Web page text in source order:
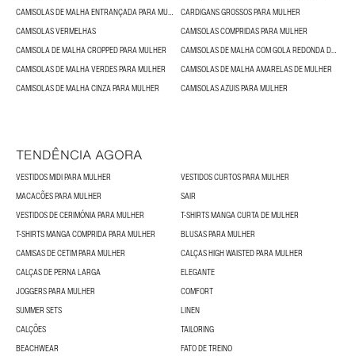
CAMISOLAS DE MALHA ENTRANÇADA PARA MULHER
CARDIGANS GROSSOS PARA MULHER
CAMISOLAS VERMELHAS
CAMISOLAS COMPRIDAS PARA MULHER
CAMISOLA DE MALHA CROPPED PARA MULHER
CAMISOLAS DE MALHA COM GOLA REDONDA DE MULHER
CAMISOLAS DE MALHA VERDES PARA MULHER
CAMISOLAS DE MALHA AMARELAS DE MULHER
CAMISOLAS DE MALHA CINZA PARA MULHER
CAMISOLAS AZUIS PARA MULHER
TENDÊNCIA AGORA
VESTIDOS MIDI PARA MULHER
VESTIDOS CURTOS PARA MULHER
MACACÕES PARA MULHER
SAIR
VESTIDOS DE CERIMÓNIA PARA MULHER
T-SHIRTS MANGA CURTA DE MULHER
T-SHIRTS MANGA COMPRIDA PARA MULHER
BLUSAS PARA MULHER
CAMISAS DE CETIM PARA MULHER
CALÇAS HIGH WAISTED PARA MULHER
CALÇAS DE PERNA LARGA
ELEGANTE
JOGGERS PARA MULHER
COMFORT
SUMMER SETS
LINEN
CALÇÕES
TAILORING
BEACHWEAR
FATO DE TREINO